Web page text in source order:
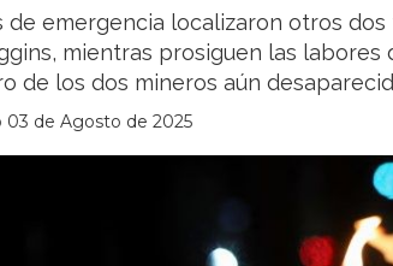
de emergencia localizaron otros
mientras prosiguen las labores
de los dos mineros aún
03 de Agosto de 2025